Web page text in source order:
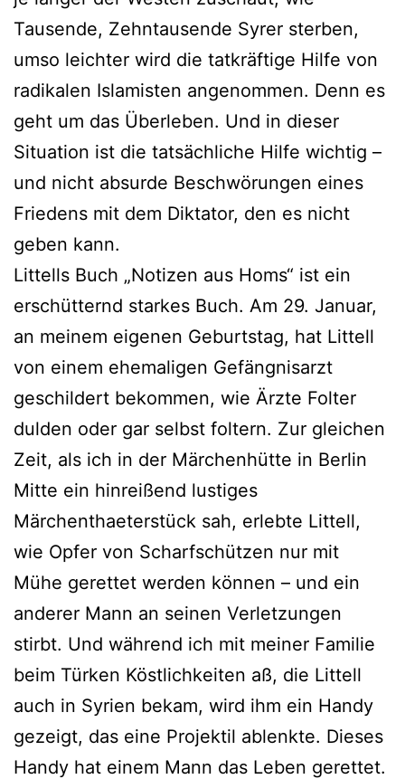
Tausende, Zehntausende Syrer sterben,
umso leichter wird die tatkräftige Hilfe von
radikalen Islamisten angenommen. Denn es
geht um das Überleben. Und in dieser
Situation ist die tatsächliche Hilfe wichtig –
und nicht absurde Beschwörungen eines
Friedens mit dem Diktator, den es nicht
geben kann.
Littells Buch „Notizen aus Homs“ ist ein
erschütternd starkes Buch. Am 29. Januar,
an meinem eigenen Geburtstag, hat Littell
von einem ehemaligen Gefängnisarzt
geschildert bekommen, wie Ärzte Folter
dulden oder gar selbst foltern. Zur gleichen
Zeit, als ich in der Märchenhütte in Berlin
Mitte ein hinreißend lustiges
Märchenthaeterstück sah, erlebte Littell,
wie Opfer von Scharfschützen nur mit
Mühe gerettet werden können – und ein
anderer Mann an seinen Verletzungen
stirbt. Und während ich mit meiner Familie
beim Türken Köstlichkeiten aß, die Littell
auch in Syrien bekam, wird ihm ein Handy
gezeigt, das eine Projektil ablenkte. Dieses
Handy hat einem Mann das Leben gerettet.